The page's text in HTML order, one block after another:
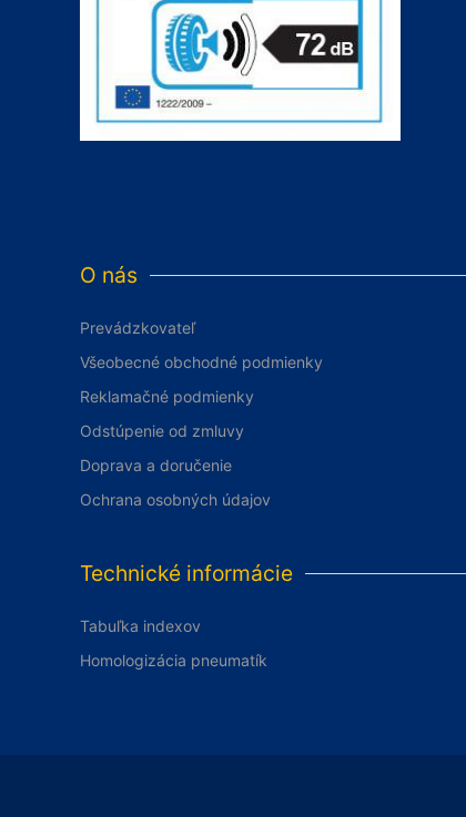
O nás
Prevádzkovateľ
Všeobecné obchodné podmienky
Reklamačné podmienky
Odstúpenie od zmluvy
Doprava a doručenie
Ochrana osobných údajov
Technické informácie
Tabuľka indexov
Homologizácia pneumatík